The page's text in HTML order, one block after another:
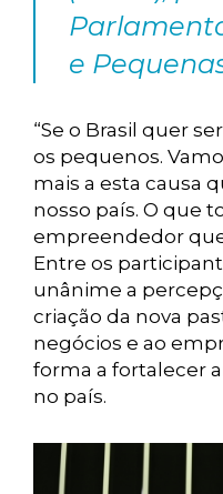
e
“Se o Brasil quer
os pequenos.
mais a esta causa
nosso país. O que
empreendedor
Entre os
unânime a
criação da nova
negócios e ao
forma a fortalecer
no país.